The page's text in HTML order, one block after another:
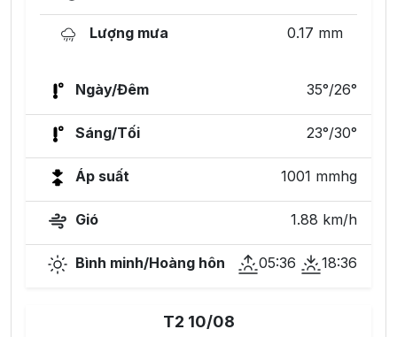
Lượng mưa 0.17 mm
Ngày/Đêm 35°/26°
Sáng/Tối 23°/30°
Áp suất 1001 mmhg
Gió 1.88 km/h
Bình minh/Hoàng hôn 05:36 18:36
T2 10/08